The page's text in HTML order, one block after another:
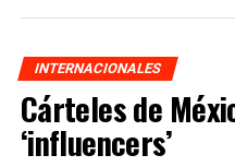
INTERNACIONALES
Cárteles de
‘influencers’